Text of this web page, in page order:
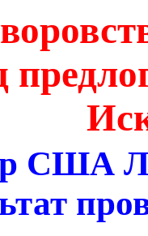
США